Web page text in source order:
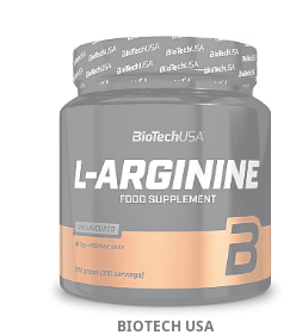
BIOTECH USA